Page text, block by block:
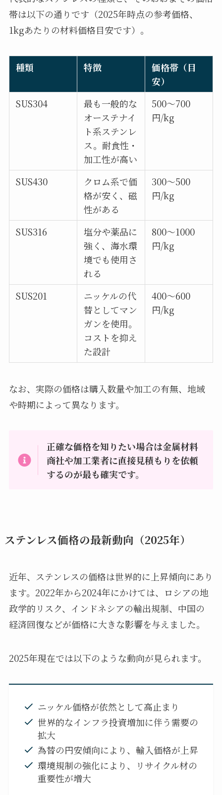
帯は以下の通りです（2025年時点の参考価格、
1kgあたりの材料価格目安です）。
種類 特徴
価格帯（目
安）
SUS304
最も一般的な
オーステナイ
ト系ステンレ
ス。耐食性・
加工性が高い
500～700
円/kg
SUS430
クロム系で価
格が安く、磁
性がある
300～500
円/kg
SUS316
塩分や薬品に
強く、海水環
境でも使用さ
れる
800～1000
円/kg
SUS201
ニッケルの代
替としてマン
ガンを使用。
コストを抑え
た設計
400～600
円/kg
なお、実際の価格は購入数量や加工の有無、地域
や時期によって異なります。
正確な価格を知りたい場合は金属材料
商社や加工業者に直接見積もりを依頼
するのが最も確実です。
ステンレス価格の最新動向（2025年）
近年、ステンレスの価格は世界的に上昇傾向にあり
ます。2022年から2024年にかけては、ロシアの地
政学的リスク、インドネシアの輸出規制、中国の
経済回復などが価格に大きな影響を与えました。
2025年現在では以下のような動向が見られます。
ニッケル価格が依然として高止まり
世界的なインフラ投資増加に伴う需要の
拡大
為替の円安傾向により、輸入価格が上昇
環境規制の強化により、リサイクル材の
重要性が増大